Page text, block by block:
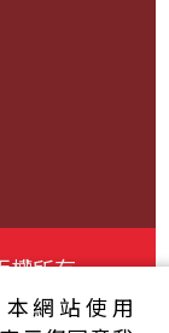
權所有
私權條款
網站使用